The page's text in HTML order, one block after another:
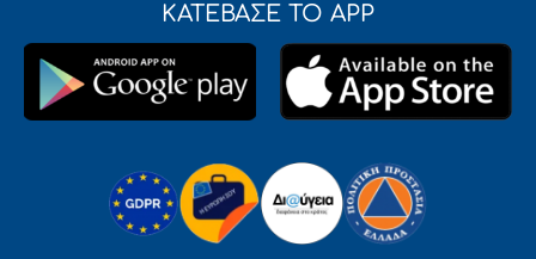
ΚΑΤΕΒΑΣΕ ΤΟ APP